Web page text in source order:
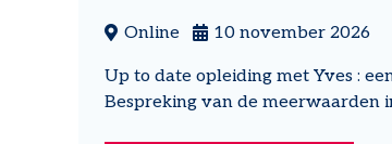
Online 10 november 2026
Up to date opleiding met Yves :
Bespreking van de meerwaarden